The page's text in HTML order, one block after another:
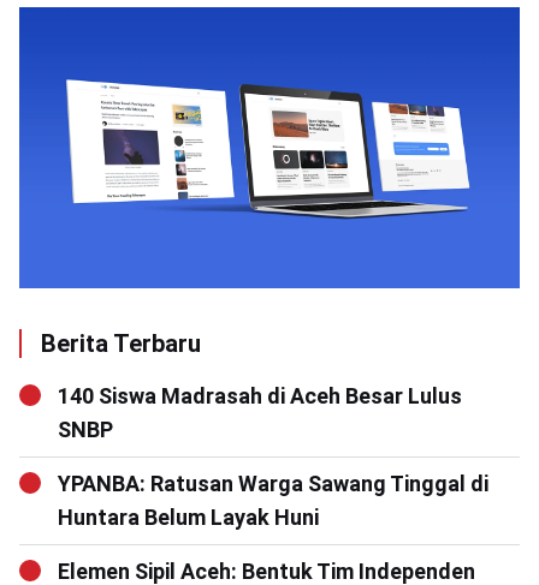
Berita Terbaru
140 Siswa Madrasah di Aceh Besar Lulus
SNBP
YPANBA: Ratusan Warga Sawang Tinggal di
Huntara Belum Layak Huni
Elemen Sipil Aceh: Bentuk Tim Independen